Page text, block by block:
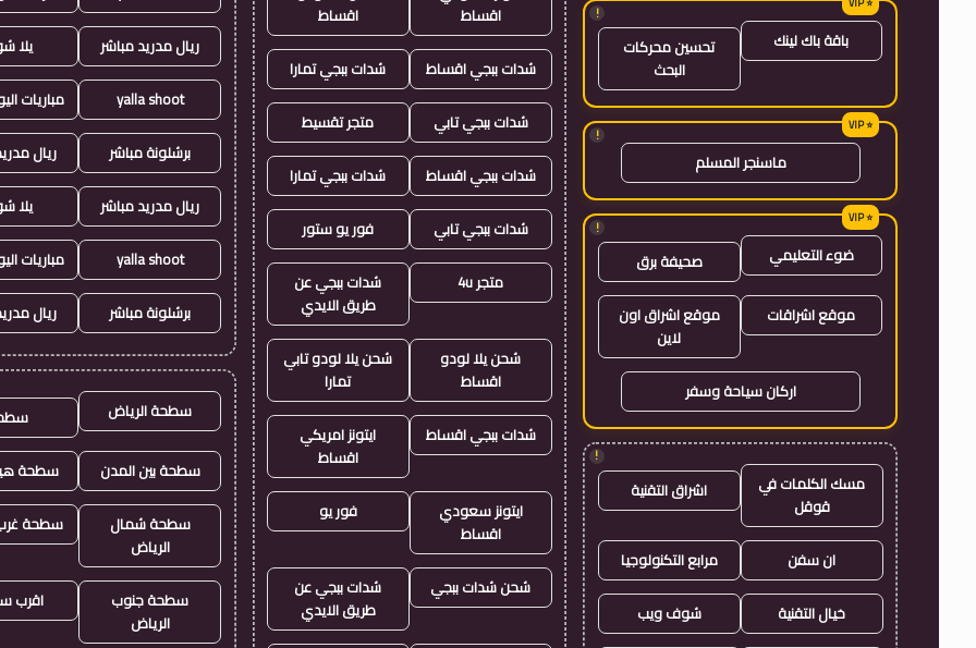
!
باقة باك لينك
تحسين محركات
البحث
!
ماسنجر المسلم
!
ضوء التعليمي صحيفة برق
موقع اشراقات
موقع اشراق اون
لاين
اركان سياحة وسفر
!
مسك الكلمات في
قوقل
اشراق التقنية
ان سفن مرابع التكنولوجيا
خيال التقنية شوف ويب
اقساط
اقساط
شدات ببجي اقساط شدات ببجي تمارا
شدات ببجي تابي متجر تقسيط
شدات ببجي اقساط شدات ببجي تمارا
شدات ببجي تابي فور يو ستور
متجر 4u
شدات ببجي عن
طريق الايدي
شحن يلا لودو
اقساط
شحن يلا لودو تابي
تمارا
شدات ببجي اقساط
ايتونز امريكي
اقساط
ايتونز سعودي
اقساط
فور يو
شحن شدات ببجي
شدات ببجي عن
طريق الايدي
ريال مدريد مباشر يلا
yalla shoot مباريات
برشلونة مباشر ريال
ريال مدريد مباشر يلا
yalla shoot مباريات
برشلونة مباشر ريال
سطحة الرياض
سطحة بين المدن سطحة
سطحة شمال
الرياض
سطحة
سطحة جنوب
الرياض
اقرب